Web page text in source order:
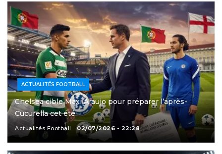
ACTUALITÉS FOOTBALL
Chelsea cible Maxi Araujo pour préparer l’après-
Cucurella cet été
Actualités Football 02/07/2026 - 22:28